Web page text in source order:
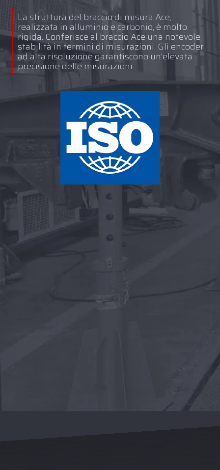
La struttura del braccio di misura Ace,
realizzata in alluminio e carbonio, è molto
rigida. Conferisce al braccio Ace una notevole
stabilità in termini di misurazioni. Gli encoder
ad alta risoluzione garantiscono un’elevata
precisione delle misurazioni.